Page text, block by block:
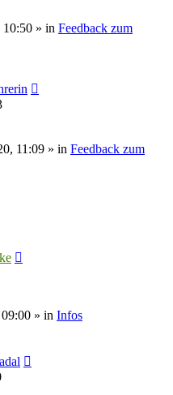
10:50 » in Feedback zum
11:09 » in Feedback zum
» in Infos